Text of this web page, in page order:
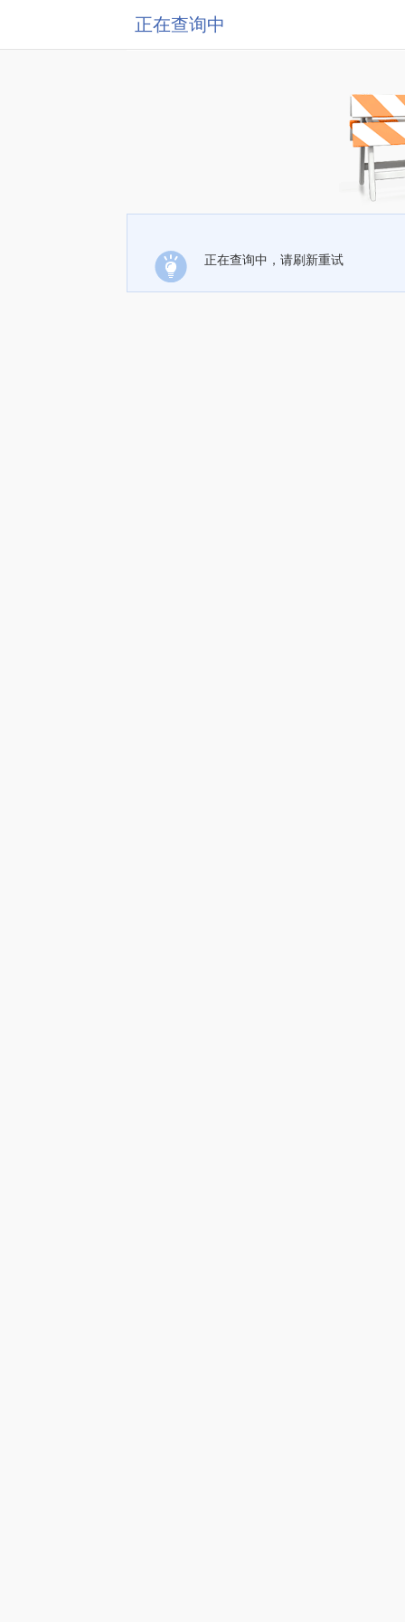
正在查询中
正在查询中，请刷新重试